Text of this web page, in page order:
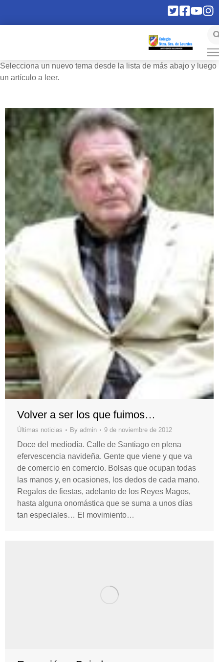
Selecciona un nuevo tema desde la lista de más abajo y luego
un artículo a leer.
Volver a ser los que fuimos…
Últimas noticias By admin 9 de noviembre de 2012
Doce del mediodía. Calle de Santiago en plena
efervescencia navideña. Gente que viene y que va
de comercio en comercio. Bolsas que ocupan todas
las manos y, en ocasiones, los dedos de cada mano.
Regalos de fiestas, adelanto de los Reyes Magos,
hasta alguna onomástica que se suma a unos días
tan especiales… El movimiento…